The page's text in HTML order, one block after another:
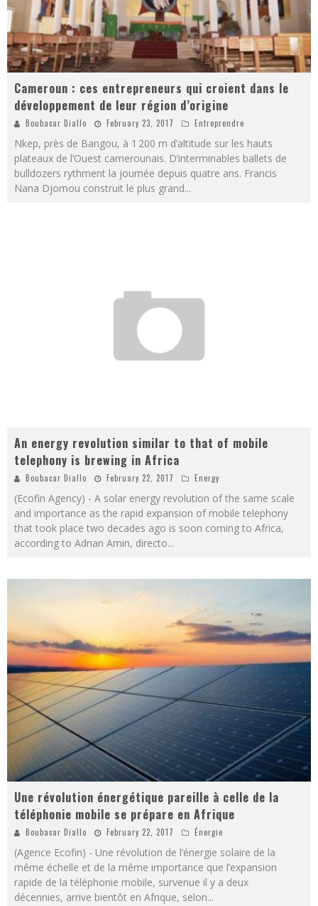
Cameroun : ces entrepreneurs qui croient dans le
développement de leur région d’origine
Boubacar Diallo February 23, 2017 Entreprendre
Nkep, près de Bangou, à 1 200 m d’altitude sur les hauts
plateaux de l’Ouest camerounais. D’interminables ballets de
bulldozers rythment la journée depuis quatre ans. Francis
Nana Djomou construit le plus grand...
An energy revolution similar to that of mobile
telephony is brewing in Africa
Boubacar Diallo February 22, 2017 Energy
(Ecofin Agency) - A solar energy revolution of the same scale
and importance as the rapid expansion of mobile telephony
that took place two decades ago is soon coming to Africa,
according to Adnan Amin, directo...
Une révolution énergétique pareille à celle de la
téléphonie mobile se prépare en Afrique
Boubacar Diallo February 22, 2017 Énergie
(Agence Ecofin) - Une révolution de l’énergie solaire de la
même échelle et de la même importance que l’expansion
rapide de la téléphonie mobile, survenue il y a deux
décennies, arrive bientôt en Afrique, selon...